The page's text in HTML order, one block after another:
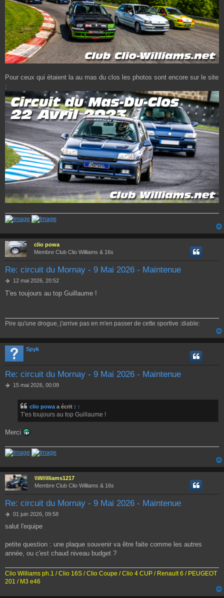
Pour ceux qui étaient la au mas du clos les photos sont encore sur le site
:
clio powa
Membre Club Clio Williams & 16s
Re: circuit du Mornay - 9 Mai 2026 - Maintenue
M
s
g
e
12 mai 2026, 20:52
T'es toujours au top Guillaume !
Pire qu'une drogue, j'arrive pas en m'en passer de cette sportive :diable:
Spyk
Re: circuit du Mornay - 9 Mai 2026 - Maintenue
M15 mai 2026, 00:09
clio powa a écrit : ↑
T'es toujours au top Guillaume !
Merci
\\W//illiams1217
Membre Club Clio Williams & 16s
Re: circuit du Mornay - 9 Mai 2026 - Maintenue
M
s
a
g
01 juin 2026, 09:58
salut l'equipe
petite question : une plaque souvenir va être faite comme les autres
année, ou c'est chaud niveau budget ?
Clio Williams ph.1 / Clio 16S / Clio Coupe / Clio 4 CUP / Renault 6 / PEUGEOT
201 / M3 e46